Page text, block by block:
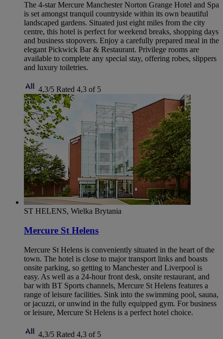
The 4-star Mercure Manchester Norton Grange Hotel and Spa
is set amongst tranquil countryside within its own beautiful
landscaped gardens. Situated just eight miles from the city
centre, this hotel is perfect for weekend breaks, shopping days
and business stopovers. Enjoy a carefully prepared meal in the
elegant Pickwick Bar & Restaurant. Privilege rooms are
available to complete any special stay, offering robes, slippers
and luxury toiletries.
4,3/5 Rated 4,3 of 5
ST HELENS, Wielka Brytania
Mercure St Helens
Mercure St Helens is conveniently situated in the heart of the
town. The hotel is close to major transport links and boasts
onsite parking, so getting to Manchester and Liverpool is
easy. As well as a 24-hour front desk, onsite restaurant, and
bar with BT Sports channels, Mercure St Helens features a
range of leisure facilities. Sink into the swimming pool, sauna,
or jacuzzi, or unwind in the fully equipped gym. For business
or leisure, Mercure St Helens is a perfect hotel choice.
4,3/5 Rated 4,3 of 5